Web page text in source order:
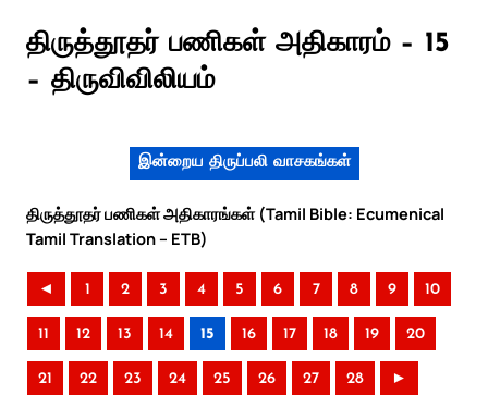
திருத்தூதர் பணிகள் அதிகாரம் – 15
– திருவிவிலியம்
இன்றைய திருப்பலி வாசகங்கள்
திருத்தூதர் பணிகள் அதிகாரங்கள் (Tamil Bible: Ecumenical
Tamil Translation – ETB)
◄ 1 2 3 4 5 6 7 8 9 10
11 12 13 14 15 16 17 18 19 20
21 22 23 24 25 26 27 28 ►